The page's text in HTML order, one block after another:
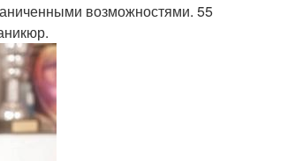
возможностями. 55